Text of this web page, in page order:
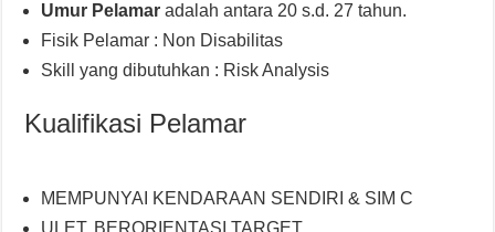
Umur Pelamaradalah antara 20 s.d. 27 tahun.
Fisik Pelamar : Non Disabilitas
Skill yang dibutuhkan : Risk Analysis
Kualifikasi Pelamar
MEMPUNYAI KENDARAAN SENDIRI & SIM C
ULET, BERORIENTASI TARGET